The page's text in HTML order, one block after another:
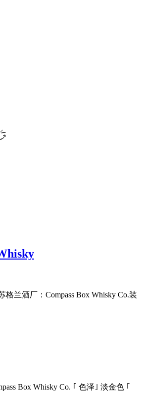
格兰酒厂：Compass Box Whisky Co.装
Box Whisky Co. ｢ 色泽｣ 淡金色 ｢